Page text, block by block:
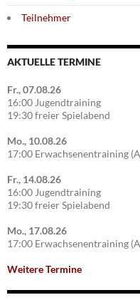
Teilnehmer
AKTUELLE TERMINE
Fr., 07.08.26
16:00 Jugendtraining
19:30 freier Spielabend
Mo., 10.08.26
17:00 Erwachsenentraining
Fr., 14.08.26
16:00 Jugendtraining
19:30 freier Spielabend
Mo., 17.08.26
17:00 Erwachsenentraining
Weitere Termine